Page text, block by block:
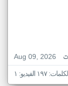
Aug 09, 2026
١٩٧ الفيديو: ١